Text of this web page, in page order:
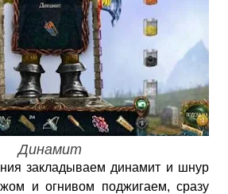
Динамит
закладываем динамит и шнур
и огнивом поджигаем, сразу